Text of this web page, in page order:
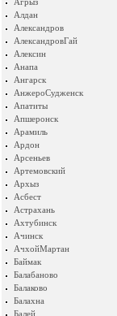
Алдан
Александров
АлександровГай
Алексин
Анапа
Ангарск
АнжероСудженск
Апатиты
Апшеронск
Арамиль
Ардон
Арсеньев
Артемовский
Архыз
Асбест
Астрахань
Ахтубинск
Ачинск
АчхойМартан
Баймак
Балабаново
Балаково
Балахна
Балей